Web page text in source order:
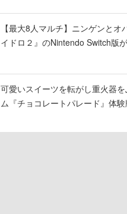
【最大8人マルチ】ニンゲンと
イドロ２』のNintendo Switch版
可愛いスイーツを転がし重火器
ム『チョコレートパレード』体